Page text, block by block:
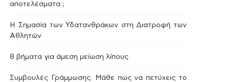
αποτελέσματα ;
Η Σημασία των Υδατανθράκων στη Διατροφή των
Αθλητών
8 βήματα για άμεση μείωση λίπους
Συμβουλές Γράμμωσης. Μάθε πως να πετύχεις το